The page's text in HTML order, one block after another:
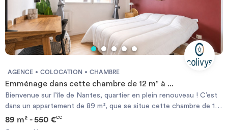
AGENCE COLOCATION CHAMBRE
Emménage dans cette chambre de 12 m² à ...
Bienvenue sur l’île de Nantes, quartier en plein renouveau ! C’est
dans un appartement de 89 m², que se situe cette chambre de 12
m². Réaménagée et louée meublée, elle comprend un lit double
(140x190), une grande armoire et un espace de travail. En coliving,
89 m² - 550 €CC